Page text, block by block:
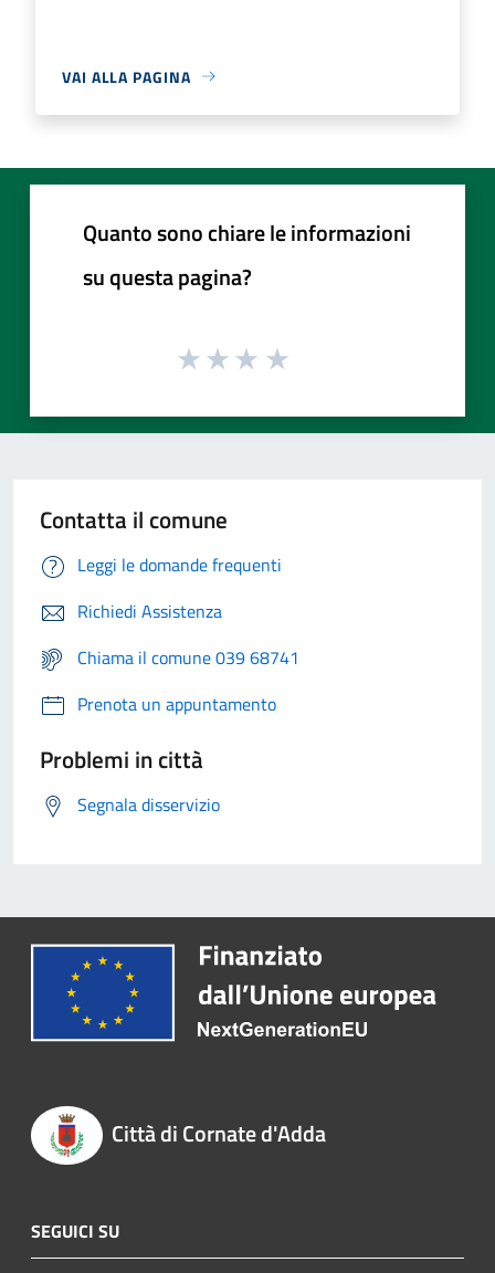
VAI ALLA PAGINA
Quanto sono chiare le informazioni
su questa pagina?
Contatta il comune
Leggi le domande frequenti
Richiedi Assistenza
Chiama il comune 039 68741
Prenota un appuntamento
Problemi in città
Segnala disservizio
Città di Cornate d'Adda
SEGUICI SU